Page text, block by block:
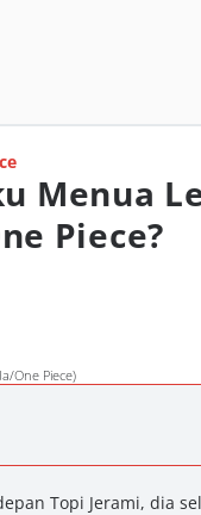
Menua
Piece?
One Piece)
Topi Jerami, dia